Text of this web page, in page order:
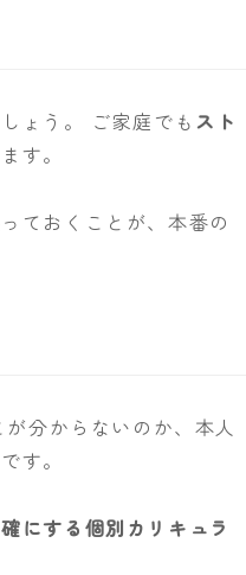
ょう。 ご家庭でも スト
す。
ておくことが、本番の
分からないのか、本人
す。
にする個別カリキュラ